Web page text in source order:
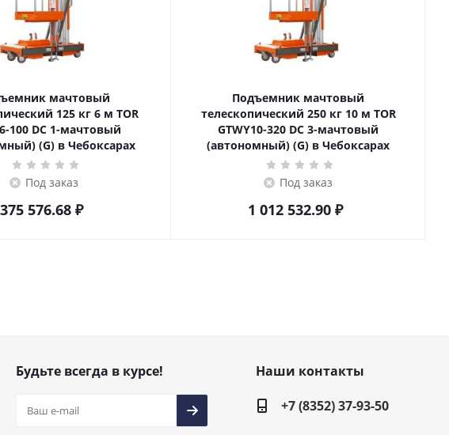
мачтовый
125 кг 6 м TOR
100 DC 1-мачтовый
(G) в Чебоксарах
Под заказ
375 576.68₽
Подъемник мачтовый
телескопический 250 кг 10 м TOR
GTWY10-320 DC 3-мачтовый
(автономный) (G) в Чебоксарах
Под заказ
1 012 532.90 ₽
Будьте всегда в курсе!
Наши контакты
+7 (8352) 37-93-50